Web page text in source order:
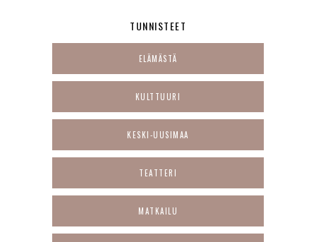
TUNNISTEET
ELÄMÄSTÄ
KULTTUURI
KESKI-UUSIMAA
TEATTERI
MATKAILU